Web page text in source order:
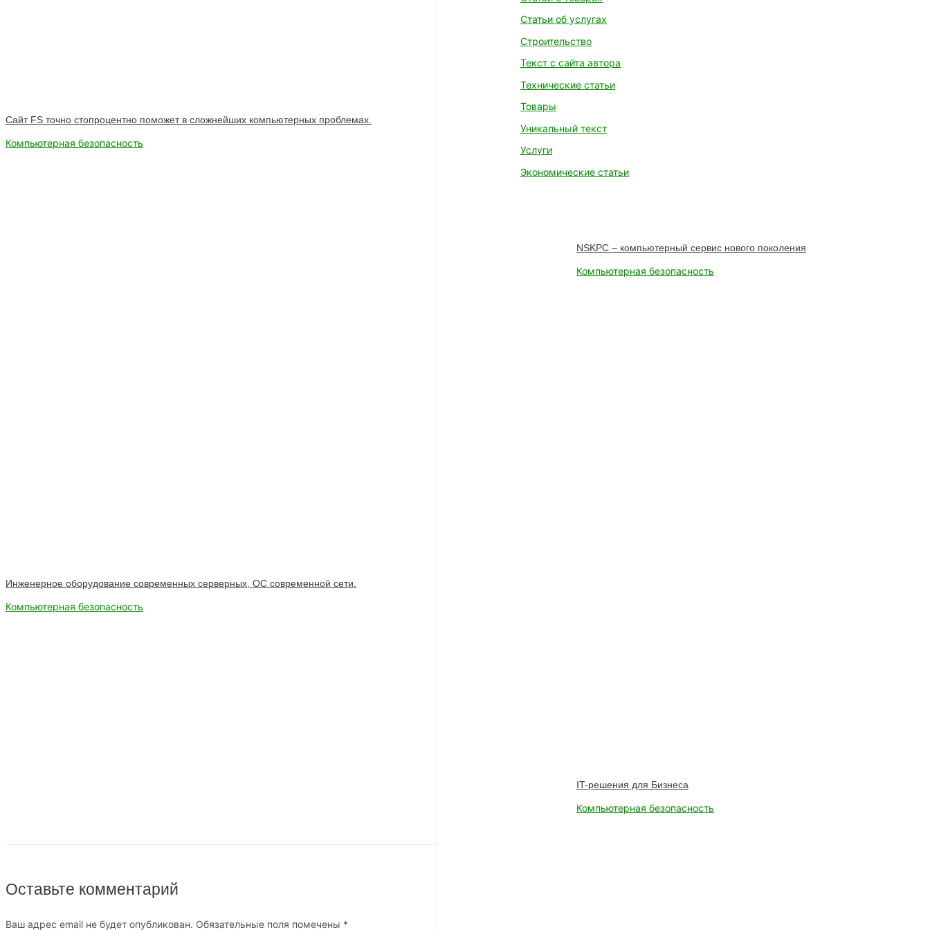
Сайт FS точно стопроцентно поможет в сложнейших компьютерных проблемах.
Компьютерная безопасность
NSKPC – компьютерный сервис нового поколения
Компьютерная безопасность
Инженерное оборудование современных серверных, ОС современной сети.
Компьютерная безопасность
IT-решения для Бизнеса
Компьютерная безопасность
Оставьте комментарий
Ваш адрес email не будет опубликован. Обязательные поля помечены *
Статьи об услугах
Строительство
Текст с сайта автора
Технические статьи
Товары
Уникальный текст
Услуги
Экономические статьи